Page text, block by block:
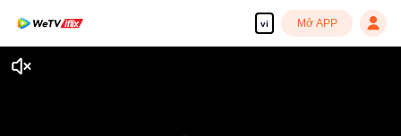
vi Mở APP